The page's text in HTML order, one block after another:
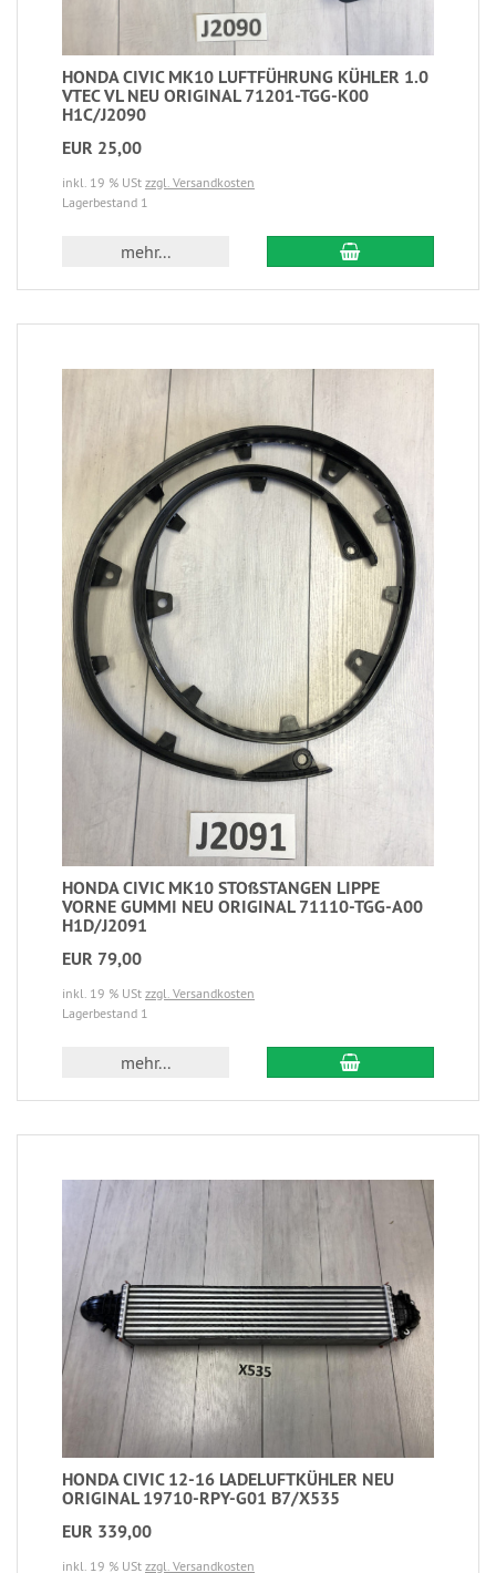
HONDA CIVIC MK10 LUFTFÜHRUNG KÜHLER 1.0
VTEC VL NEU ORIGINAL 71201-TGG-K00
H1C/J2090
EUR 25,00
inkl. 19 % USt zzgl. Versandkosten
Lagerbestand 1
mehr...
HONDA CIVIC MK10 STOßSTANGEN LIPPE
VORNE GUMMI NEU ORIGINAL 71110-TGG-A00
H1D/J2091
EUR 79,00
inkl. 19 % USt zzgl. Versandkosten
Lagerbestand 1
mehr...
HONDA CIVIC 12-16 LADELUFTKÜHLER NEU
ORIGINAL 19710-RPY-G01 B7/X535
EUR 339,00
inkl. 19 % USt zzgl. Versandkosten